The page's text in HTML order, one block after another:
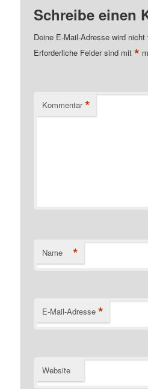
Schreibe einen
Deine E-Mail-Adresse wird
Erforderliche Felder sind mit*
Kommentar *
Name *
E-Mail-Adresse *
Website